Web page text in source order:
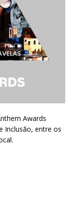
Awards
Inclusão, entre os